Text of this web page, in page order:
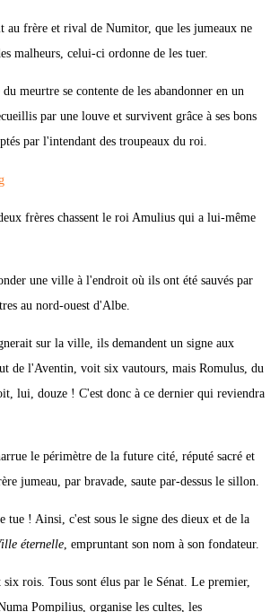
au frère et rival de Numitor, que les jumeaux ne
malheurs, celui-ci ordonne de les tuer.
meurtre se contente de les abandonner en un
par une louve et survivent grâce à ses bons
par l'intendant des troupeaux du roi.
frères chassent le roi Amulius qui a lui-même
une ville à l'endroit où ils ont été sauvés par
au nord-ouest d'Albe.
sur la ville, ils demandent un signe aux
de l'Aventin, voit six vautours, mais Romulus, du
lui, douze ! C'est donc à ce dernier qui reviendra
le périmètre de la future cité, réputé sacré et
jumeau, par bravade, saute par-dessus le sillon.
! Ainsi, c'est sous le signe des dieux et de la
éternelle, empruntant son nom à son fondateur.
six rois. Tous sont élus par le Sénat. Le premier,
Pompilius, organise les cultes, les